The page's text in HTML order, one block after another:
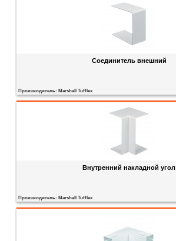
Соединитель внешний
Производитель: Marshall Tufflex
Внутренний накладной угол
Производитель: Marshall Tufflex